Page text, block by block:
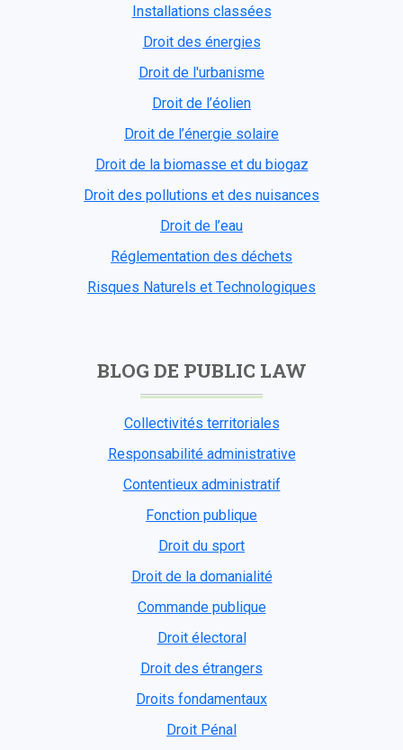
Installations classées
Droit des énergies
Droit de l'urbanisme
Droit de l’éolien
Droit de l’énergie solaire
Droit de la biomasse et du biogaz
Droit des pollutions et des nuisances
Droit de l’eau
Réglementation des déchets
Risques Naturels et Technologiques
BLOG DE PUBLIC LAW
Collectivités territoriales
Responsabilité administrative
Contentieux administratif
Fonction publique
Droit du sport
Droit de la domanialité
Commande publique
Droit électoral
Droit des étrangers
Droits fondamentaux
Droit Pénal